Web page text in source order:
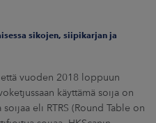
sikojen, siipikarjan ja
vuoden 2018 loppuun
käyttämä soija on
eli RTRS (Round Table on